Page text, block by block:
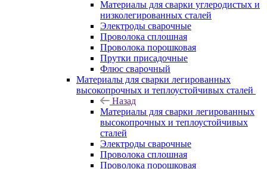
Материалы для сварки углеродистых и
низколегированных сталей
Электроды сварочные
Проволока сплошная
Проволока порошковая
Прутки присадочные
Флюс сварочный
Материалы для сварки легированных
высокопрочных и теплоустойчивых сталей
Назад
Материалы для сварки легированных
высокопрочных и теплоустойчивых
сталей
Электроды сварочные
Проволока сплошная
Проволока порошковая